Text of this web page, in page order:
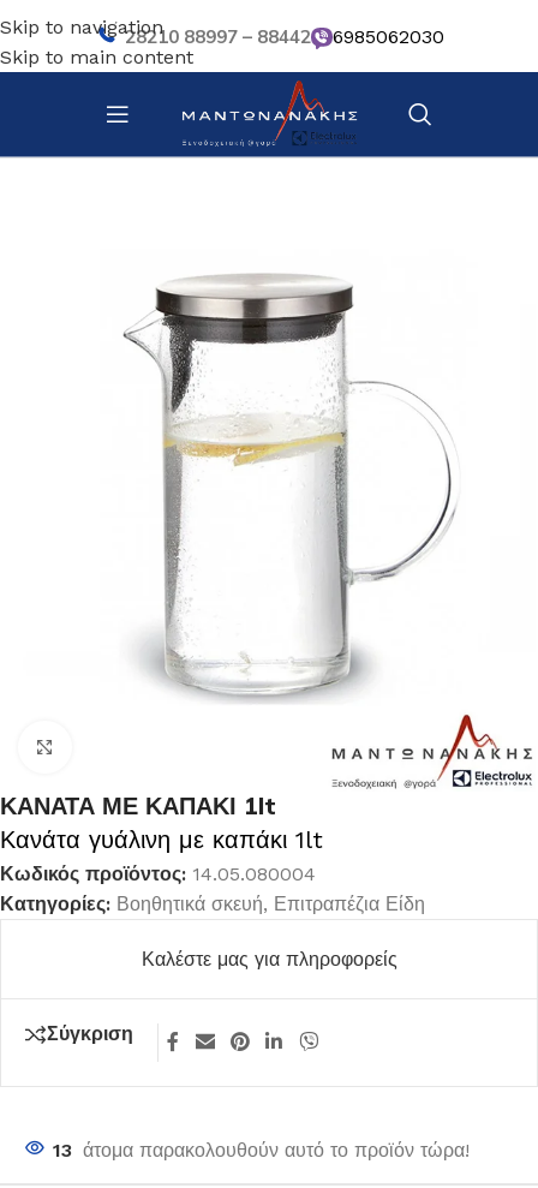
Skip to navigation
Skip to main content
28210 88997 – 88442 6985062030
Αρχική σελίδα/ Επιτραπέζια Είδη/ Βοηθητικά σκευή
ΚΑΝΑΤΑ ΜΕ ΚΑΠΑΚΙ 1lt
Κανάτα γυάλινη με καπάκι 1lt
Κωδικός προϊόντος: 14.05.080004
Κατηγορίες: Βοηθητικά σκευή, Επιτραπέζια Είδη
Καλέστε μας για πληροφορείς
Σύγκριση
13 άτομα παρακολουθούν αυτό το προϊόν τώρα!